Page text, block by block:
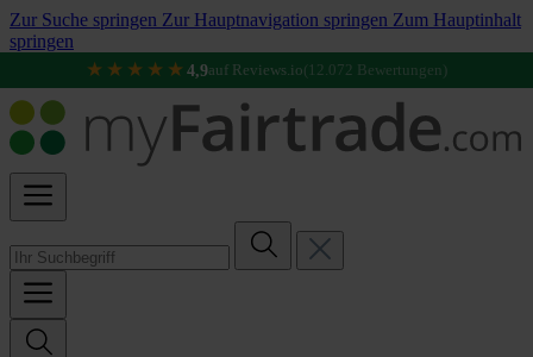
Zur Suche springen Zur Hauptnavigation springen Zum Hauptinhalt
springen
★★★★★4,9auf Reviews.io(12.072 Bewertungen)